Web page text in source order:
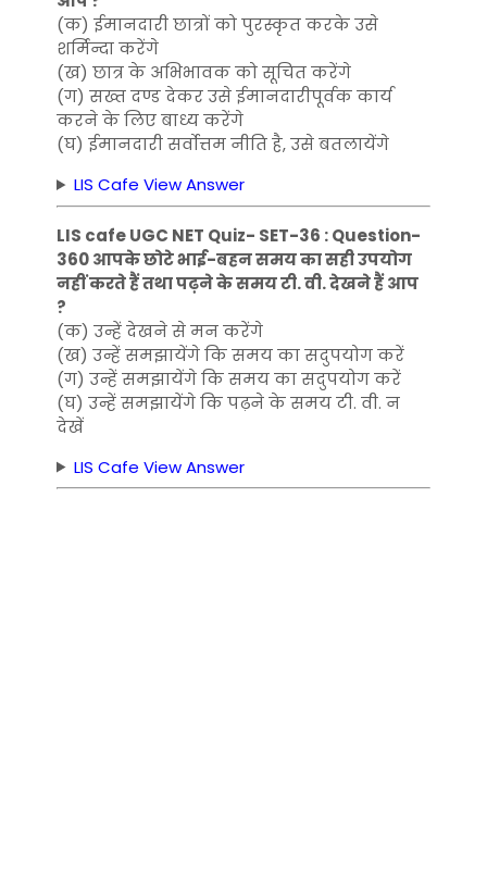
(क) ईमानदारी छात्रों को पुरस्कृत करके उसे
शर्मिन्दा करेंगे
(ख) छात्र के अभिभावक को सूचित करेंगे
(ग) सख्त दण्ड देकर उसे ईमानदारीपूर्वक कार्य
करने के लिए बाध्य करेंगे
(घ) ईमानदारी सर्वोत्तम नीति है, उसे बतलायेंगे
LIS Cafe View Answer
LIS cafe UGC NET Quiz- SET-36 : Question-
360 आपके छोटे भाई-बहन समय का सही उपयोग
नहीं करते हैं तथा पढ़ने के समय टी. वी. देखने हैं आप
?
(क) उन्हें देखने से मन करेंगे
(ख) उन्हें समझायेंगे कि समय का सदुपयोग करें
(ग) उन्हें समझायेंगे कि समय का सदुपयोग करें
(घ) उन्हें समझायेंगे कि पढ़ने के समय टी. वी. न
देखें
LIS Cafe View Answer